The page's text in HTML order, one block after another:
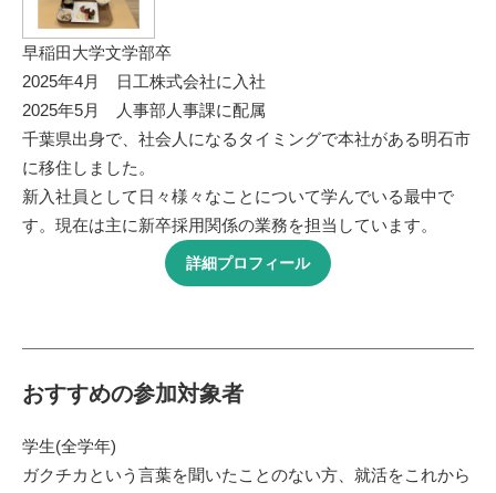
早稲田大学文学部卒
2025年4月 日工株式会社に入社
2025年5月 人事部人事課に配属
千葉県出身で、社会人になるタイミングで本社がある明石市
に移住しました。
新入社員として日々様々なことについて学んでいる最中で
す。現在は主に新卒採用関係の業務を担当しています。
詳細プロフィール
おすすめの参加対象者
学生(全学年)
ガクチカという言葉を聞いたことのない方、就活をこれから